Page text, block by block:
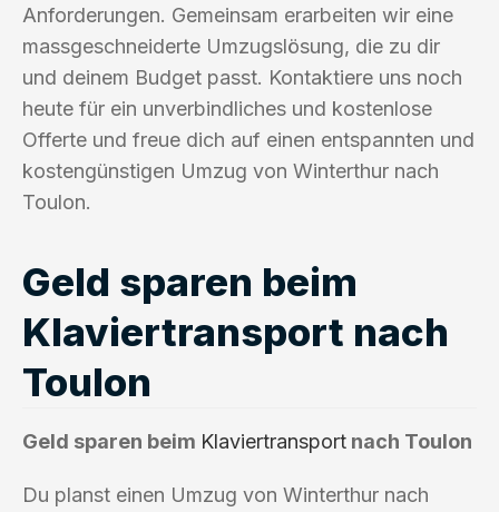
Anforderungen. Gemeinsam erarbeiten wir eine
massgeschneiderte Umzugslösung, die zu dir
und deinem Budget passt. Kontaktiere uns noch
heute für ein unverbindliches und kostenlose
Offerte und freue dich auf einen entspannten und
kostengünstigen Umzug von Winterthur nach
Toulon.
Geld sparen beim
Klaviertransport nach
Toulon
Geld sparen beim Klaviertransport nach Toulon
Du planst einen Umzug von Winterthur nach